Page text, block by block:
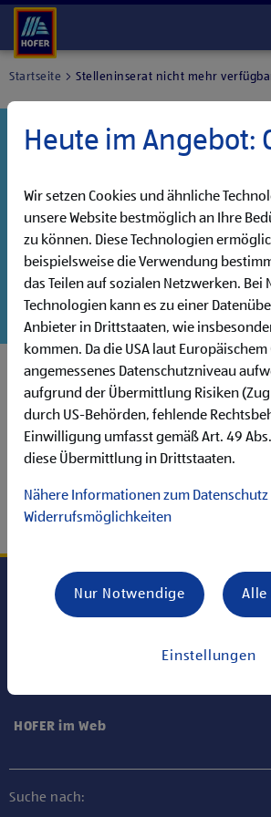
Startseite Stelleninserat nicht mehr
haben noch weitere Jobs, die
Danke für dein
Entdecke unsere offenen Jobs oder
persönlichen
Jobsuche
HOFER im Web
Suche nach:
Heute im Angebot:
Wir setzen Cookies und ähnliche
unsere Website bestmöglich an Ihre
zu können. Diese Technologien
beispielsweise die Verwendung
das Teilen auf sozialen Netzwerken. Bei
Technologien kann es zu einer
Anbieter in Drittstaaten, wie
kommen. Da die USA laut
angemessenes Datenschutzniveau
aufgrund der Übermittlung Risiken
durch US-Behörden, fehlende
Einwilligung umfasst gemäß Art. 49 Abs.
diese Übermittlung in Drittstaaten.
Nähere Informationen zum
Widerrufsmöglichkeiten
Einstellungen
Nur Notwendige Alle